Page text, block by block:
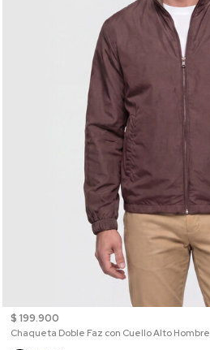
$ 199.900
Chaqueta Doble Faz con Cuello Alto Hombre